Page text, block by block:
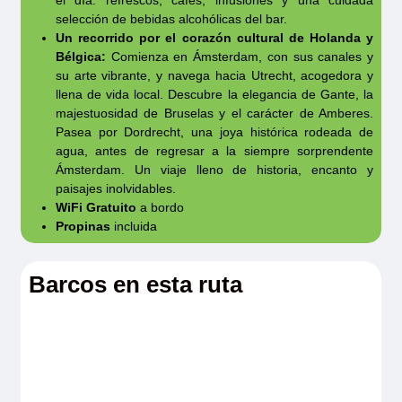
49€ por persona
Dordrecht : Recorrido histórico por
Dordrecht: 19€ por persona
Dordrecht: Kinderdijk, Patrimonio de la
Humanidad por la UNESCO: 69€ por
persona
Gante: Explorando Gante: 55€ por persona
Utrecht : Recorrido por la ciudad: 59€ por
persona
Rogamos consulte más información sobre las
selección de bebidas alcohólicas del bar.
Un recorrido por el corazón cultural de Holanda y
Bélgica: Comienza en Ámsterdam, con sus canales y
su arte vibrante, y navega hacia Utrecht, acogedora y
llena de vida local. Descubre la elegancia de Gante, la
majestuosidad de Bruselas y el carácter de Amberes.
Pasea por Dordrecht, una joya histórica rodeada de
agua, antes de regresar a la siempre sorprendente
Ámsterdam. Un viaje lleno de historia, encanto y
paisajes inolvidables.
WiFi Gratuito a bordo
Propinas incluida
Barcos en esta ruta